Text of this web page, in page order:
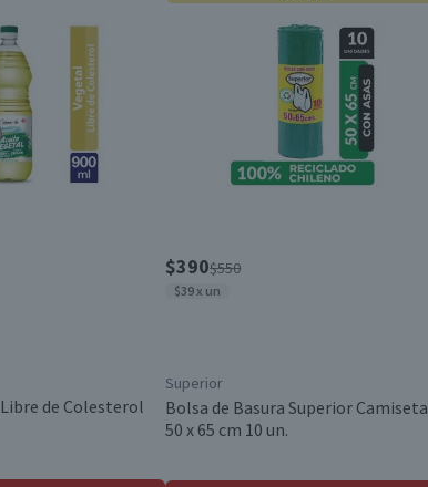
Papel
6 Paquetes de 10 Pañuelos cada uno.
Antiviral hipoalergénico
Válida hasta su fecha de caducidad
de Colesterol
$390$550
$39 x un
Superior
Bolsa de Basura Superior Camiseta
50 x 65 cm 10 un.